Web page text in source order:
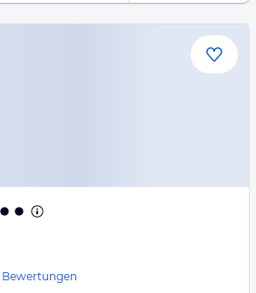
Bewertungen